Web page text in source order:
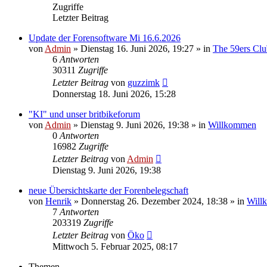
Zugriffe
Letzter Beitrag
Update der Forensoftware Mi 16.6.2026
von Admin » Dienstag 16. Juni 2026, 19:27 » in The 59ers
6 Antworten
30311 Zugriffe
Letzter Beitrag von guzzimk
Donnerstag 18. Juni 2026, 15:28
"KI" und unser britbikeforum
von Admin » Dienstag 9. Juni 2026, 19:38 » in Willkommen
0 Antworten
16982 Zugriffe
Letzter Beitrag von Admin
Dienstag 9. Juni 2026, 19:38
neue Übersichtskarte der Forenbelegschaft
von Henrik » Donnerstag 26. Dezember 2024, 18:38 » in
7 Antworten
203319 Zugriffe
Letzter Beitrag von Öko
Mittwoch 5. Februar 2025, 08:17